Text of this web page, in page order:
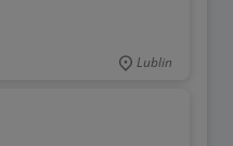
Lublin